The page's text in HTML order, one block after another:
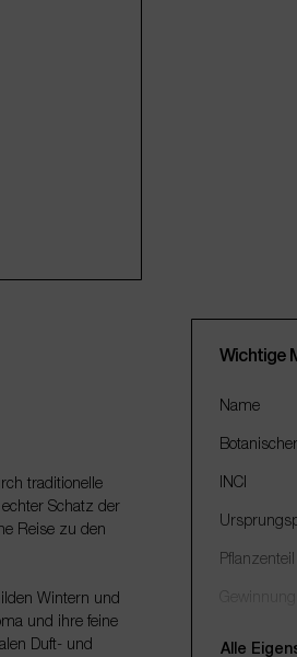
traditionelle
Schatz der
Reise zu den
Wintern und
und ihre feine
Duft- und
Wichtige
Name
INCI
Pflanzenteil
Alle